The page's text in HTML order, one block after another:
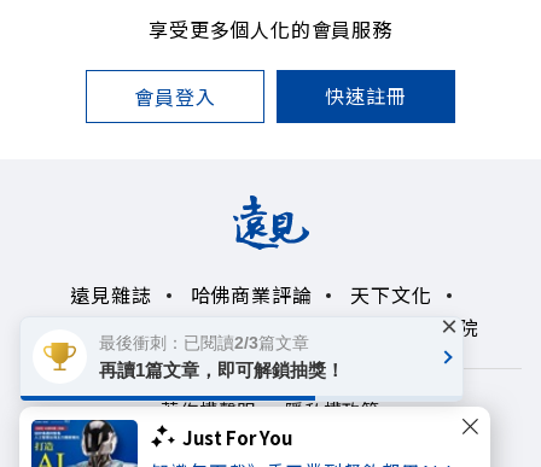
Just For You
享受更多個人化的會員服務
會員登入 快速註冊
遠見雜誌 哈佛商業評論
天下文化
未來親子學習平台
50+ 領導影響力學院
著作權聲明
隱私權政策
Copyright© 1999~2026
最後衝刺：已閱讀2/3篇文章
再讀1篇文章，即可解鎖抽獎！
×